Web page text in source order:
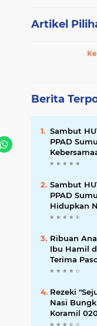
Artikel
Berita
Sambut
PPAD
Senam
Sambut
PPAD
Hidupkan
Pahlawan di
Ribuan
Ibu Hamil
Terima
Gratis dari
Rezeki
Nasi
Koramil
Habis